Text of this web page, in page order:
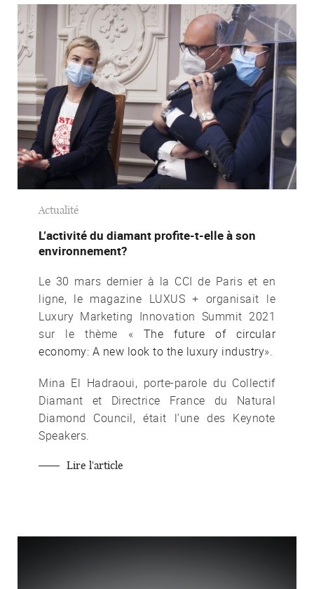
Actualité
L’activité du diamant profite-t-elle à son
environnement?
Le 30 mars dernier à la CCI de Paris et en
ligne, le magazine LUXUS + organisait le
Luxury Marketing Innovation Summit 2021
sur le thème « The future of circular
economy: A new look to the luxury industry».
Mina El Hadraoui, porte-parole du Collectif
Diamant et Directrice France du Natural
Diamond Council, était l’une des Keynote
Speakers.
Lire l'article